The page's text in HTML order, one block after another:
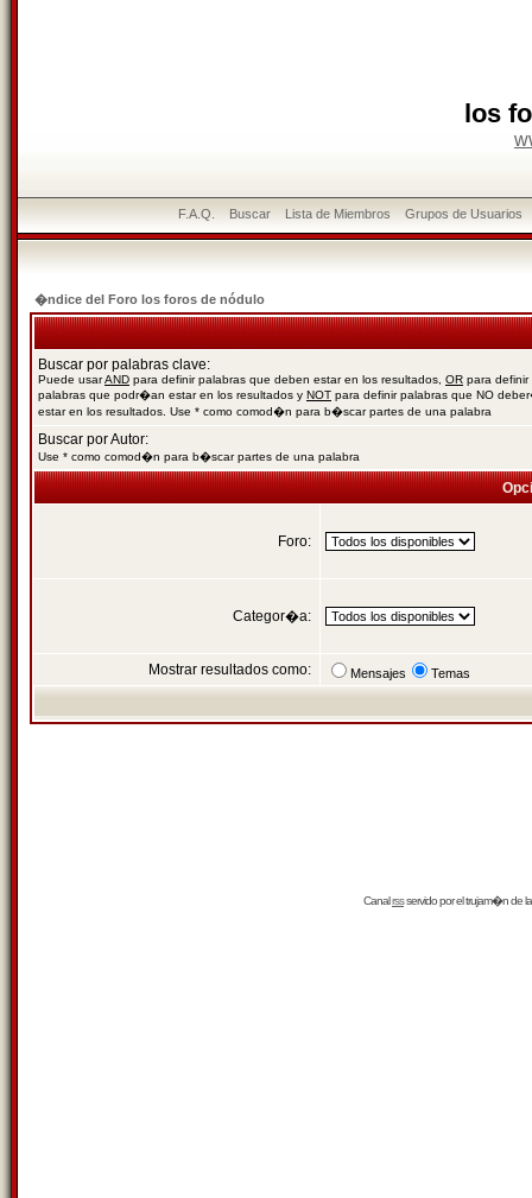
los
F.A.Q. Buscar Lista de Miembros Grupos de Usuarios
�ndice del Foro los foros de nódulo
Buscar por palabras clave:
Puede usarAND para definir palabras que deben estar en los resultados, OR para definir
palabras que podr�an estar en los resultados y NOT para definir palabras que NO
estar en los resultados. Use * como comod�n para b�scar partes de una palabra
Buscar por Autor:
Use * como comod�n para b�scar partes de una palabra
Foro:
Categor�a:
Mostrar resultados como: Mensajes Temas
Canalrssservido por eltrujam�nde